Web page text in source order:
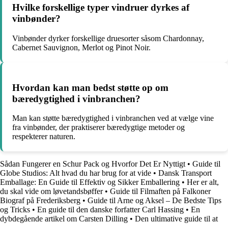
Hvilke forskellige typer vindruer dyrkes af
vinbønder?
Vinbønder dyrker forskellige druesorter såsom Chardonnay,
Cabernet Sauvignon, Merlot og Pinot Noir.
Hvordan kan man bedst støtte op om
bæredygtighed i vinbranchen?
Man kan støtte bæredygtighed i vinbranchen ved at vælge vine
fra vinbønder, der praktiserer bæredygtige metoder og
respekterer naturen.
Sådan Fungerer en Schur Pack og Hvorfor Det Er Nyttigt • Guide til
Globe Studios: Alt hvad du har brug for at vide • Dansk Transport
Emballage: En Guide til Effektiv og Sikker Emballering • Her er alt,
du skal vide om løvetandsbøffer• Guide til Filmaften på Falkoner
Biograf på Frederiksberg • Guide til Arne og Aksel – De Bedste Tips
og Tricks • En guide til den danske forfatter Carl Hassing • En
dybdegående artikel om Carsten Dilling • Den ultimative guide til at